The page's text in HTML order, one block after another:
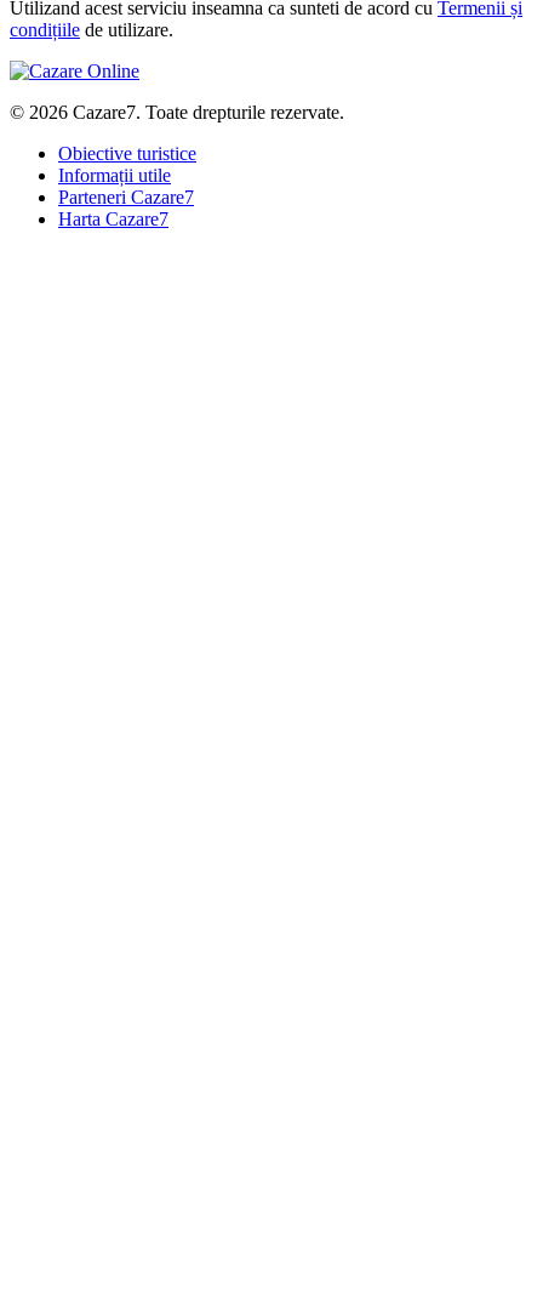
Utilizand acest serviciu inseamna ca sunteti de acord cu Termenii și
condițiile de utilizare.
© 2026 Cazare7. Toate drepturile rezervate.
Obiective turistice
Informații utile
Parteneri Cazare7
Harta Cazare7